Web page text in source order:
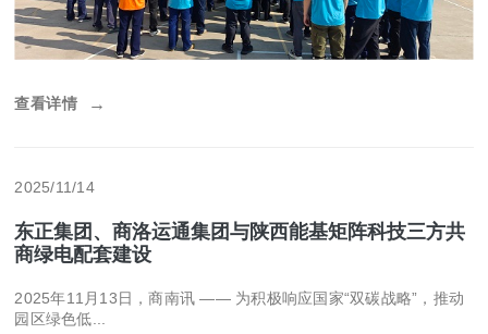
查看详情 →
2025/11/14
东正集团、商洛运通集团与陕西能基矩阵科技三方共
商绿电配套建设
2025年11月13日，商南讯 —— 为积极响应国家“双碳战略”，推动
园区绿色低...